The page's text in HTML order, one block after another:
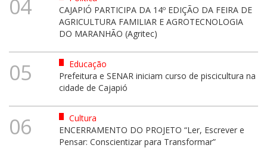
04
CAJAPIÓ PARTICIPA DA 14º EDIÇÃO DA FEIRA DE
AGRICULTURA FAMILIAR E AGROTECNOLOGIA
DO MARANHÃO (Agritec)
05
Educação
Prefeitura e SENAR iniciam curso de piscicultura na
cidade de Cajapió
06
Cultura
ENCERRAMENTO DO PROJETO “Ler, Escrever e
Pensar: Conscientizar para Transformar”